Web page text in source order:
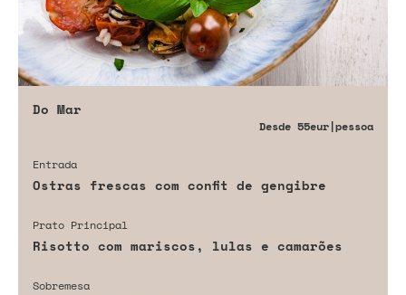
Do Mar
Desde 55eur|pessoa
Entrada
Ostras frescas com confit de gengibre
Prato Principal
Risotto com mariscos, lulas e camarões
Sobremesa